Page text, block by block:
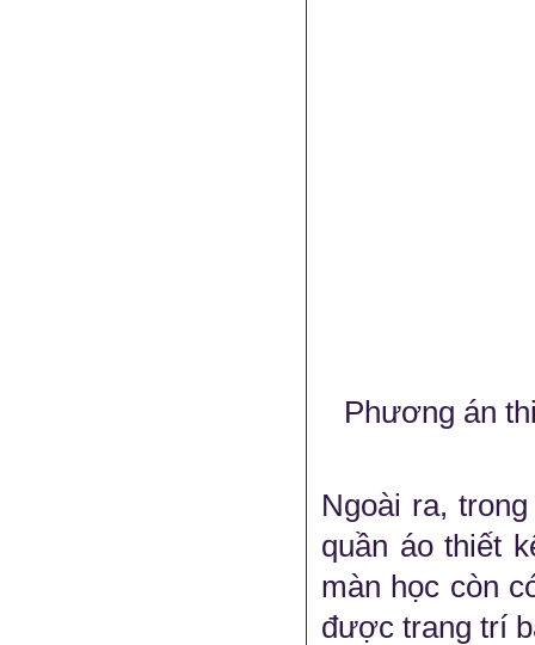
Phương án
Ngoài ra,
quần áo thiết
màn học còn
được trang trí